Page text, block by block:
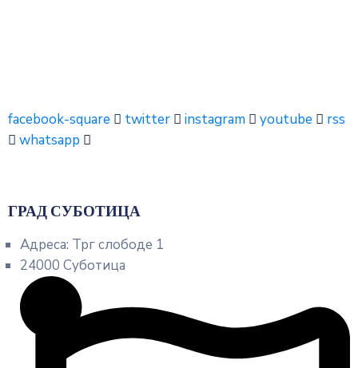
facebook-square twitter instagram youtube
rss
whatsapp
ГРАД СУБОТИЦА
Адреса: Трг слободе 1
24000 Суботица